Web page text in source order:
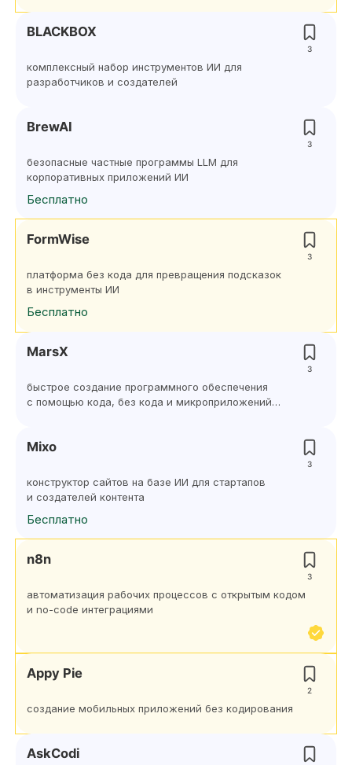
BLACKBOX
3
комплексный набор инструментов ИИ для
разработчиков и создателей
BrewAI
3
безопасные частные программы LLM для
корпоративных приложений ИИ
Бесплатно
FormWise
3
платформа без кода для превращения подсказок
в инструменты ИИ
Бесплатно
MarsX
3
быстрое создание программного обеспечения
с помощью кода, без кода и микроприложений
Mixo
3
конструктор сайтов на базе ИИ для стартапов
и создателей контента
Бесплатно
n8n
3
автоматизация рабочих процессов с открытым кодом
и no-code интеграциями
Appy Pie
2
создание мобильных приложений без кодирования
AskCodi